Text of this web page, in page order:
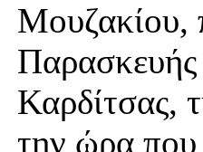
Μουζακίου,
Καρδίτσας,
την ώρα που